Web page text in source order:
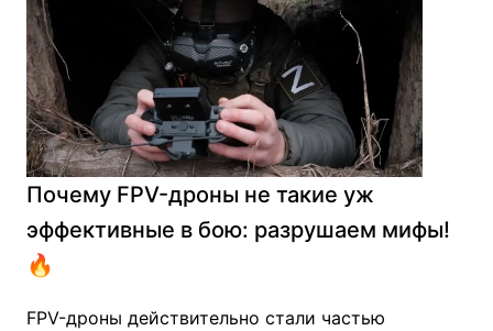
Почему FPV-дроны не такие уж
эффективные в бою: разрушаем мифы!
🔥
FPV-дроны действительно стали частью